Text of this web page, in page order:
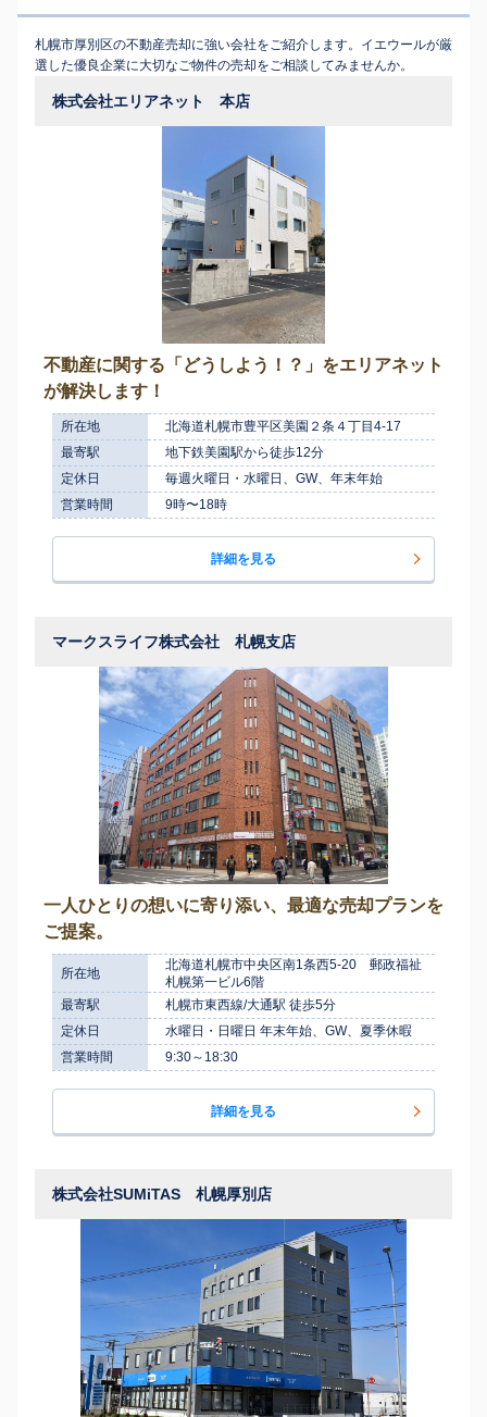
札幌市厚別区の不動産売却に強い会社をご紹介します。イエウールが厳
選した優良企業に大切なご物件の売却をご相談してみませんか。
株式会社エリアネット 本店
不動産に関する「どうしよう！？」をエリアネット
が解決します！
所在地
北海道札幌市豊平区美園２条４丁目4-17
最寄駅
地下鉄美園駅から徒歩12分
定休日
毎週火曜日・水曜日、GW、年末年始
営業時間
9時〜18時
詳細を見る
マークスライフ株式会社 札幌支店
一人ひとりの想いに寄り添い、最適な売却プランを
ご提案。
所在地
北海道札幌市中央区南1条西5-20 郵政福祉
札幌第一ビル6階
最寄駅
札幌市東西線/大通駅 徒歩5分
定休日
水曜日・日曜日 年末年始、GW、夏季休暇
営業時間
9:30～18:30
詳細を見る
株式会社SUMiTAS 札幌厚別店